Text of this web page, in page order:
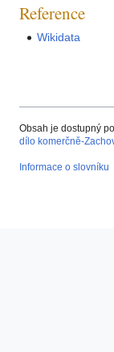
Reference
Wikidata
Obsah je dostupný
dílo komerčně-
Informace o slovníku